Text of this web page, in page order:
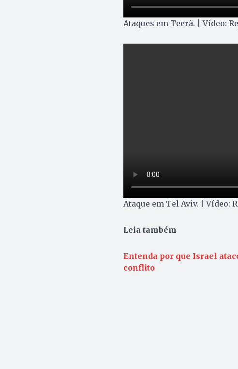
Ataques em Teerã. | Vídeo:
Ataque em Tel Aviv. | Vídeo:
Leia também
Entenda por que Israel
conflito